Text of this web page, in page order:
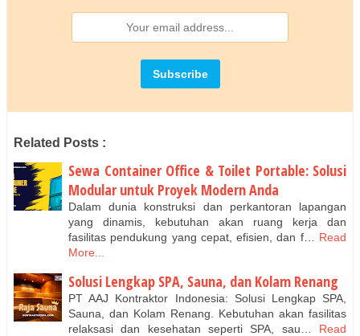
Related Posts :
Sewa Container Office & Toilet Portable: Solusi
Modular untuk Proyek Modern Anda
Dalam dunia konstruksi dan perkantoran lapangan
yang dinamis, kebutuhan akan ruang kerja dan
fasilitas pendukung yang cepat, efisien, dan f… Read
More...
Solusi Lengkap SPA, Sauna, dan Kolam Renang
PT AAJ Kontraktor Indonesia: Solusi Lengkap SPA,
Sauna, dan Kolam Renang. Kebutuhan akan fasilitas
relaksasi dan kesehatan seperti SPA, sau…
Read